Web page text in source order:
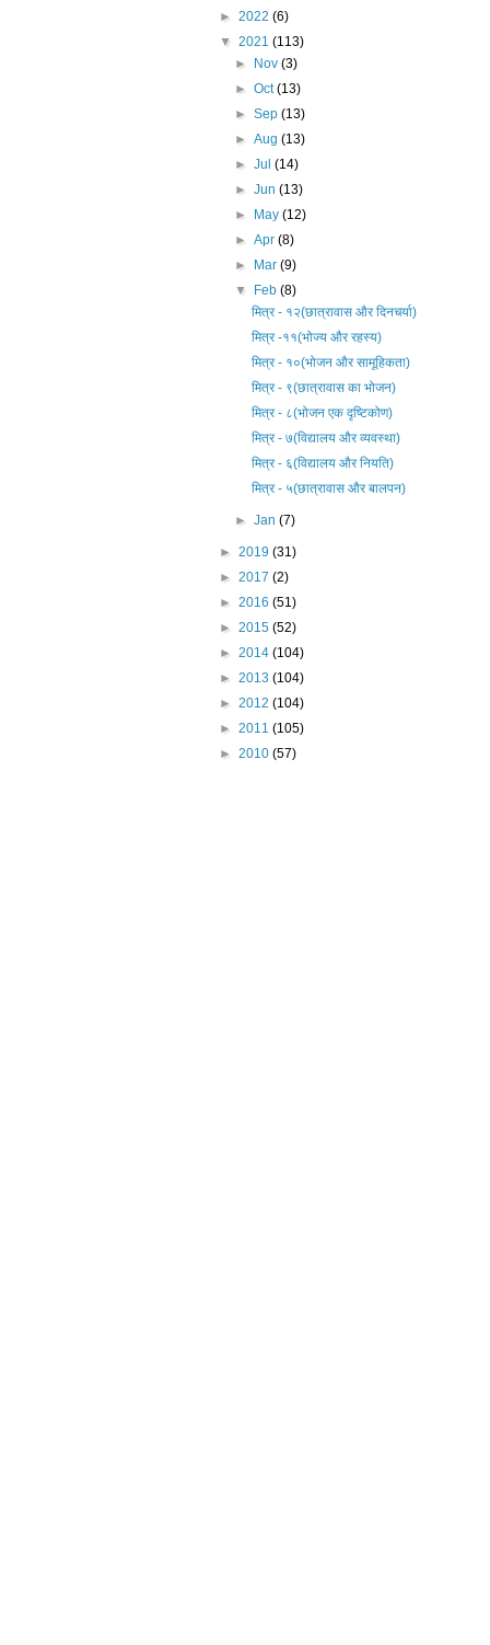
► 2022 (6)
▼ 2021 (113)
► Nov(3)
►Oct(13)
►Sep(13)
►Aug(13)
►Jul(14)
►Jun(13)
► May(12)
►Apr(8)
► Mar(9)
▼ Feb(8)
मित्र - १२(छात्रावास और दिनचर्या)
मित्र -११(भोज्य और रहस्य)
मित्र - १०(भोजन और सामूहिकता)
मित्र - ९(छात्रावास का भोजन)
मित्र - ८(भोजन एक दृष्टिकोण)
मित्र - ७(विद्यालय और व्यवस्था)
मित्र - ६(विद्यालय और नियति)
मित्र - ५(छात्रावास और बालपन)
►Jan(7)
► 2019 (31)
► 2017 (2)
► 2016 (51)
► 2015 (52)
► 2014 (104)
► 2013 (104)
► 2012 (104)
► 2011 (105)
► 2010 (57)